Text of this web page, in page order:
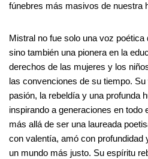
fúnebres más masivos de nuestra
Mistral no fue solo una voz poética
sino también una pionera en la
derechos de las mujeres y los
las convenciones de su tiempo.
pasión, la rebeldía y una profunda
inspirando a generaciones en todo
más allá de ser una laureada
con valentía, amó con profundidad
un mundo más justo. Su espíritu